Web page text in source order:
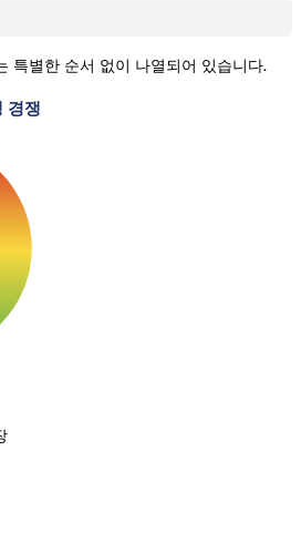
특별한 순서 없이 나열되어 있습니다.
경쟁